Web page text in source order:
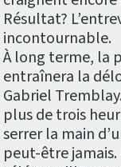
Résultat?
incontournable.
À long terme, la
entraînera la
Gabriel
plus de trois
serrer la main
peut-être